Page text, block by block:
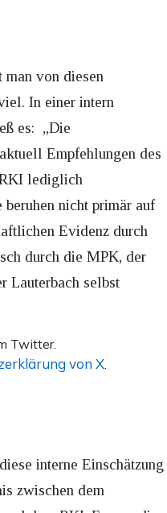
von diesen
In einer intern
es: „Die
Empfehlungen des
lediglich
beruhen nicht primär auf
Evidenz durch
durch die MPK, der
Lauterbach selbst
Twitter.
von X.
interne Einschätzung
zwischen dem